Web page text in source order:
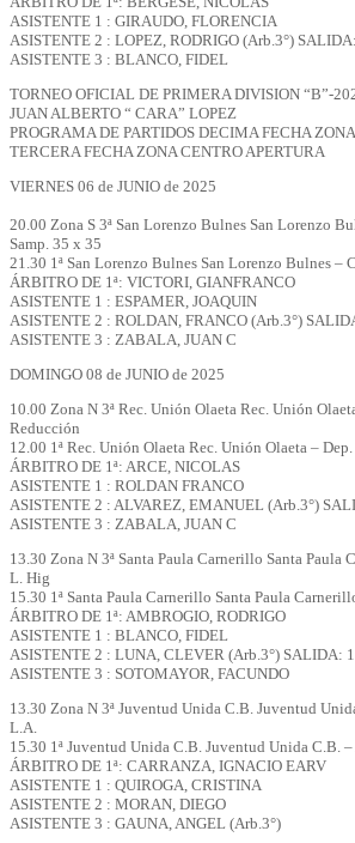
ASISTENTE 1 : GIRAUDO, FLORENCIA
ASISTENTE 2 : LOPEZ, RODRIGO (Arb.3°)
ASISTENTE 3 : BLANCO, FIDEL
TORNEO OFICIAL DE PRIMERA DIVISION “B”-
JUAN ALBERTO “ CARA” LOPEZ
PROGRAMA DE PARTIDOS DECIMA FECHA
TERCERA FECHA ZONA CENTRO APERTURA
VIERNES 06 de JUNIO de 2025
20.00 Zona S 3ª San Lorenzo Bulnes San Lorenzo
Samp. 35 x 35
21.30 1ª San Lorenzo Bulnes San Lorenzo Bulnes –
ÁRBITRO DE 1ª: VICTORI, GIANFRANCO
ASISTENTE 1 : ESPAMER, JOAQUIN
ASISTENTE 2 : ROLDAN, FRANCO (Arb.3°)
ASISTENTE 3 : ZABALA, JUAN C
DOMINGO 08 de JUNIO de 2025
10.00 Zona N 3ª Rec. Unión Olaeta Rec. Unión
Reducción
12.00 1ª Rec. Unión Olaeta Rec. Unión Olaeta –
ÁRBITRO DE 1ª: ARCE, NICOLAS
ASISTENTE 1 : ROLDAN FRANCO
ASISTENTE 2 : ALVAREZ, EMANUEL (Arb.3°)
ASISTENTE 3 : ZABALA, JUAN C
13.30 Zona N 3ª Santa Paula Carnerillo Santa Paula
L. Hig
15.30 1ª Santa Paula Carnerillo Santa Paula
ÁRBITRO DE 1ª: AMBROGIO, RODRIGO
ASISTENTE 1 : BLANCO, FIDEL
ASISTENTE 2 : LUNA, CLEVER (Arb.3°) SALIDA:
ASISTENTE 3 : SOTOMAYOR, FACUNDO
13.30 Zona N 3ª Juventud Unida C.B. Juventud
L.A.
15.30 1ª Juventud Unida C.B. Juventud Unida C.B.
ÁRBITRO DE 1ª: CARRANZA, IGNACIO EARV
ASISTENTE 1 : QUIROGA, CRISTINA
ASISTENTE 2 : MORAN, DIEGO
ASISTENTE 3 : GAUNA, ANGEL (Arb.3°)